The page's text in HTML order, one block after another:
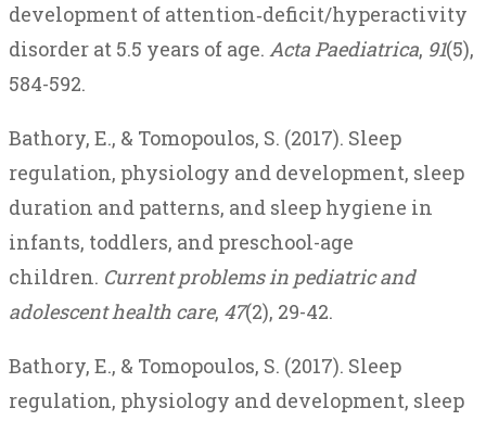
development of attention‐deficit/hyperactivity
disorder at 5.5 years of age. Acta Paediatrica, 91(5),
584-592.
Bathory, E., & Tomopoulos, S. (2017). Sleep
regulation, physiology and development, sleep
duration and patterns, and sleep hygiene in
infants, toddlers, and preschool-age
children. Current problems in pediatric and
adolescent health care, 47(2), 29-42.
Bathory, E., & Tomopoulos, S. (2017). Sleep
regulation, physiology and development, sleep